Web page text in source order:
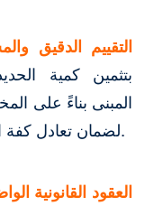
التقييم الدقيق
بتثمين كمية
المبنى بناءً على
لضمان تعادل كفة التكاليف مع الأرباح المتوقعة.
العقود القانونية